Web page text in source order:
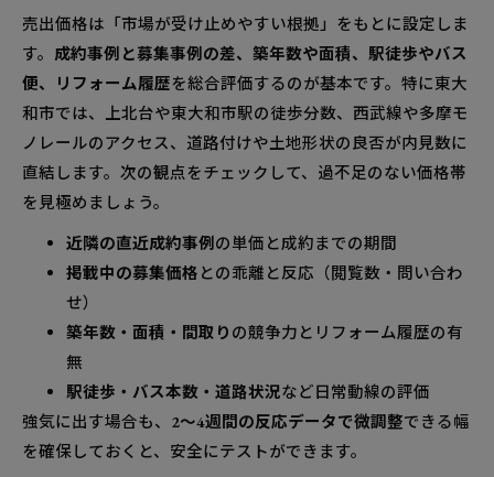
売出価格は「市場が受け止めやすい根拠」をもとに設定しま
す。 成約事例と募集事例の差、築年数や面積、駅徒歩やバス
便、リフォーム履歴を総合評価するのが基本です。特に東大
和市では、上北台や東大和市駅の徒歩分数、西武線や多摩モ
ノレールのアクセス、道路付けや土地形状の良否が内見数に
直結します。次の観点をチェックして、過不足のない価格帯
を見極めましょう。
近隣の直近成約事例の単価と成約までの期間
掲載中の募集価格 との乖離と反応（閲覧数・問い合わ
せ）
築年数・面積・間取り の競争力とリフォーム履歴の有
無
駅徒歩・バス本数・道路状況など日常動線の評価
強気に出す場合も、 2〜4週間の反応データで微調整できる幅
を確保しておくと、安全にテストができます。